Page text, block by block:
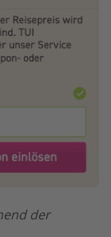
der